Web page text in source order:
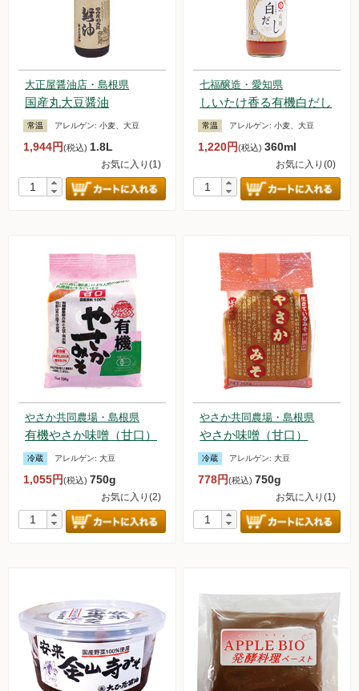
大正屋醤油店・島根県
国産丸大豆醤油
常温 アレルゲン: 小麦、大豆
1,944円(税込) 1.8L
お気に入り(1)
七福醸造・愛知県
しいたけ香る有機白だし
常温 アレルゲン:小麦、大豆
1,220円(税込)360ml
お気に入り(0)
やさか共同農場・島根県
有機やさか味噌（甘口）
冷蔵 アレルゲン: 大豆
1,055円(税込) 750g
お気に入り(2)
やさか共同農場・島根県
やさか味噌（甘口）
冷蔵 アレルゲン:大豆
778円(税込)750g
お気に入り(1)